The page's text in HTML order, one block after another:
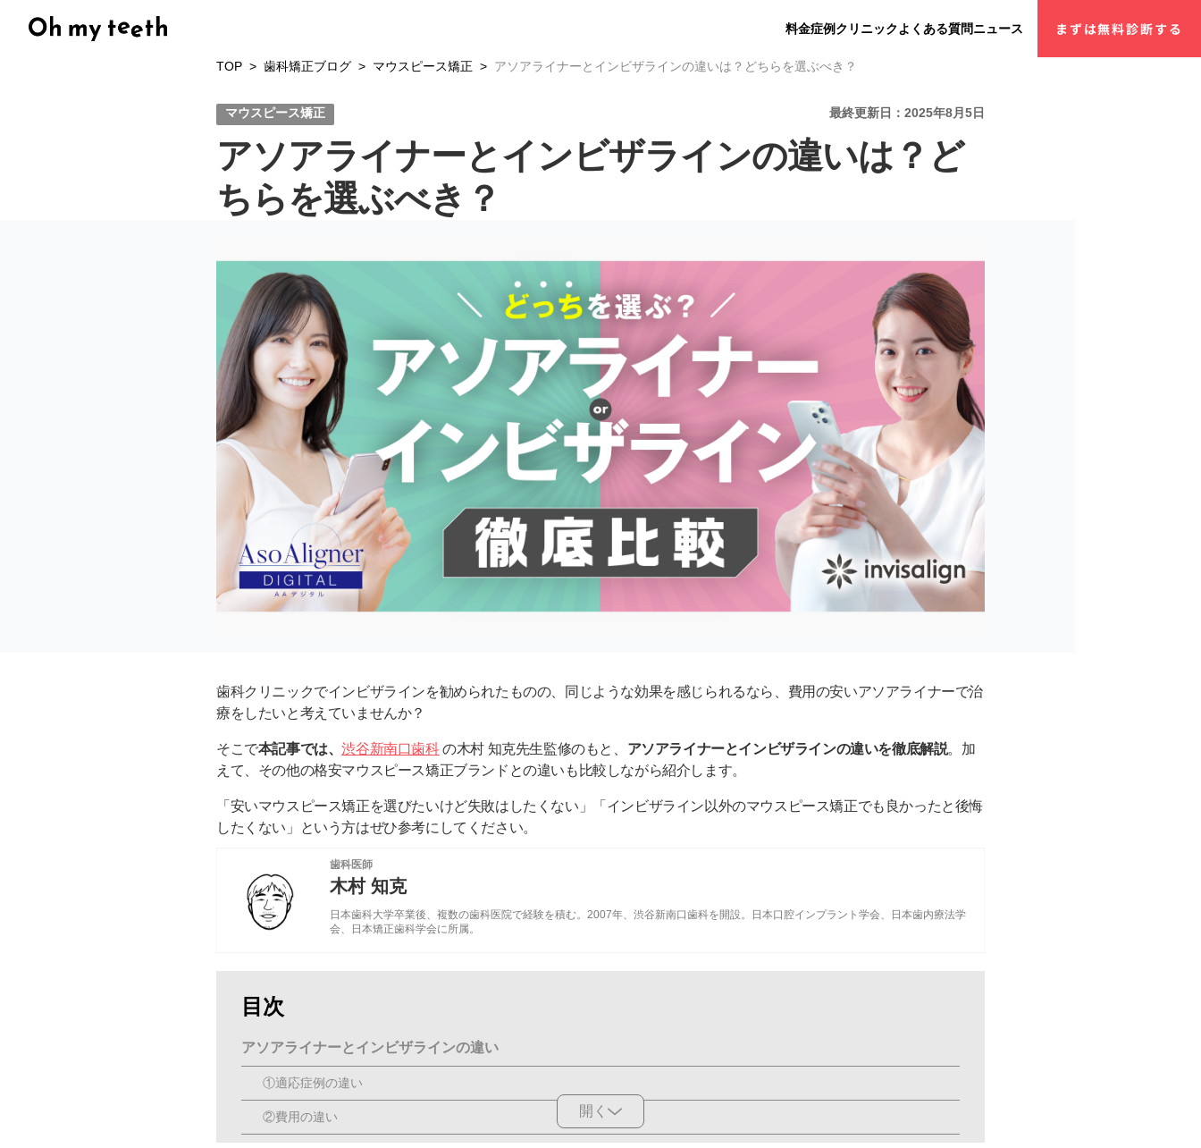
料金症例クリニックよくある質問ニュース まずは無料診断する
TOP 歯科矯正ブログ マウスピース矯正 アソアライナーとインビザラインの違いは？どちらを選ぶべき？
マウスピース矯正 最終更新日：2025年8月5日
アソアライナーとインビザラインの違いは？ど
ちらを選ぶべき？
歯科クリニックでインビザラインを勧められたものの、同じような効果を感じられるなら、費用の安いアソアライナーで治
療をしたいと考えていませんか？
そこで本記事では、渋谷新南口歯科の木村 知克先生監修のもと、 アソアライナーとインビザラインの違いを徹底解説。加
えて、その他の格安マウスピース矯正ブランドとの違いも比較しながら紹介します。
「安いマウスピース矯正を選びたいけど失敗はしたくない」「インビザライン以外のマウスピース矯正でも良かったと後悔
したくない」という方はぜひ参考にしてください。
歯科医師
木村 知克
日本歯科大学卒業後、複数の歯科医院で経験を積む。2007年、 渋谷新南口歯科を開設。 日本口腔インプラント学会
日本歯内療法学
会
日本矯正歯科学会に所属。
目次
アソアライナーとインビザラインの違い
①適応症例の違い
②費用の違い 開く